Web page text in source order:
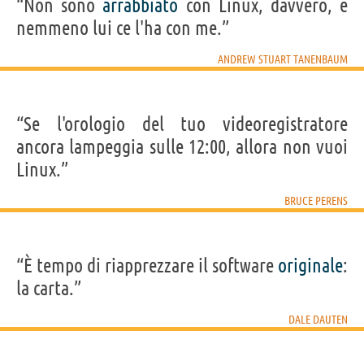
“Non sono arrabbiato con Linux, davvero, e
nemmeno lui ce l'ha con me.”
ANDREW STUART TANENBAUM
“Se l'orologio del tuo videoregistratore
ancora lampeggia sulle 12:00, allora non vuoi
Linux.”
BRUCE PERENS
“È tempo di riapprezzare il software originale:
la carta.”
DALE DAUTEN